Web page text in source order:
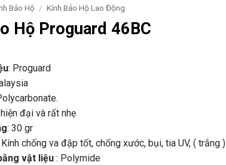
Bảo Hộ / Kính Bảo Hộ Lao Động
Hộ Proguard 46BC
: Proguard
đại và rất nhẹ
: 30 gr
Kính chống va đập tốt, chống xước, bụi, tia UV, ( trắng )
vật liệu : Polymide